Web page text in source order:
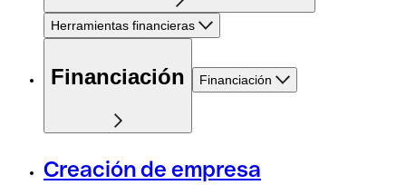
Herramientas financieras
Financiación Financiación
Creación de empresa